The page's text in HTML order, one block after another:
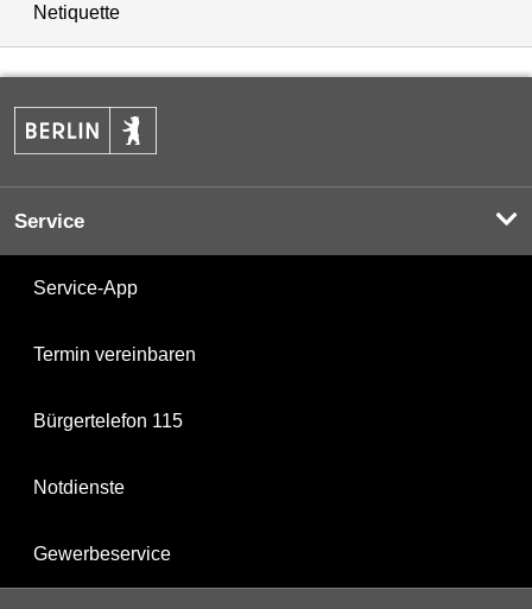
Netiquette
Service
Service-App
Termin vereinbaren
Bürgertelefon 115
Notdienste
Gewerbeservice